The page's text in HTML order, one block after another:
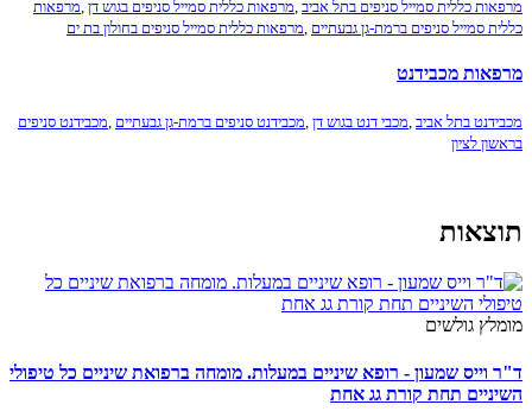
כללית סמייל סניפים בתל אביב,מרפאות כללית סמייל סניפים בגוש דן,מרפאות
סמייל סניפים ברמת-גן גבעתיים,מרפאות כללית סמייל סניפים בחולון בת ים
מכבידנט
בתל אביב,מכבי דנט בגוש דן,מכבידנט סניפים ברמת-גן גבעתיים,מכבידנט סניפים
לציון
גולשים
שמעון - רופא שיניים במעלות. מומחה ברפואת שיניים כל טיפולי
תחת קורת גג אחת